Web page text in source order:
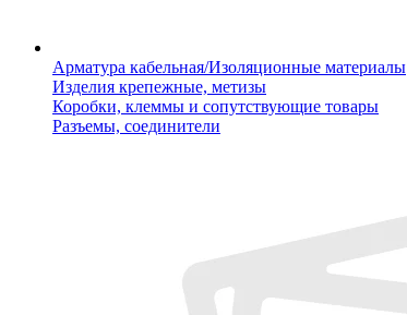
Арматура кабельная/Изоляционные материалы
Изделия крепежные, метизы
Коробки, клеммы и сопутствующие товары
Разъемы, соединители